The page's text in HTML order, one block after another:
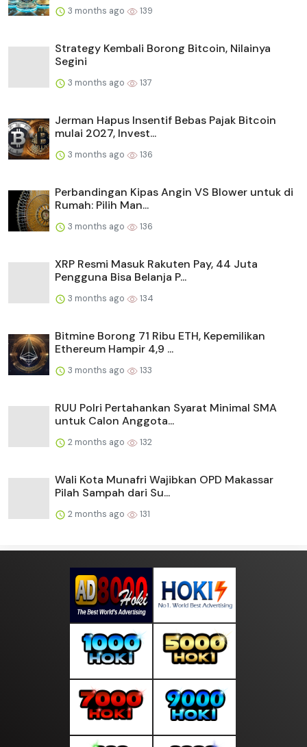
3 months ago 139
Strategy Kembali Borong Bitcoin, Nilainya
Segini
3 months ago 137
Jerman Hapus Insentif Bebas Pajak Bitcoin
mulai 2027, Invest...
3 months ago 136
Perbandingan Kipas Angin VS Blower untuk di
Rumah: Pilih Man...
3 months ago 136
XRP Resmi Masuk Rakuten Pay, 44 Juta
Pengguna Bisa Belanja P...
3 months ago 134
Bitmine Borong 71 Ribu ETH, Kepemilikan
Ethereum Hampir 4,9 ...
3 months ago 133
RUU Polri Pertahankan Syarat Minimal SMA
untuk Calon Anggota...
2 months ago 132
Wali Kota Munafri Wajibkan OPD Makassar
Pilah Sampah dari Su...
2 months ago 131